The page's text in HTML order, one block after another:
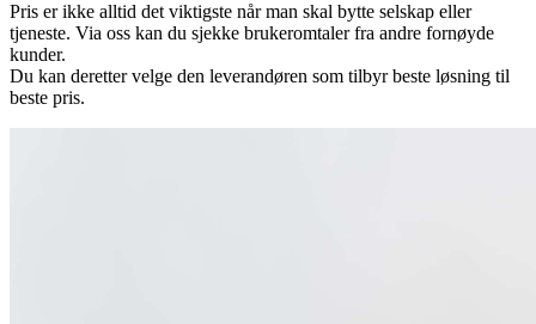
Pris er ikke alltid det viktigste når man skal bytte selskap eller
tjeneste. Via oss kan du sjekke brukeromtaler fra andre fornøyde
kunder.
Du kan deretter velge den leverandøren som tilbyr beste løsning til
beste pris.